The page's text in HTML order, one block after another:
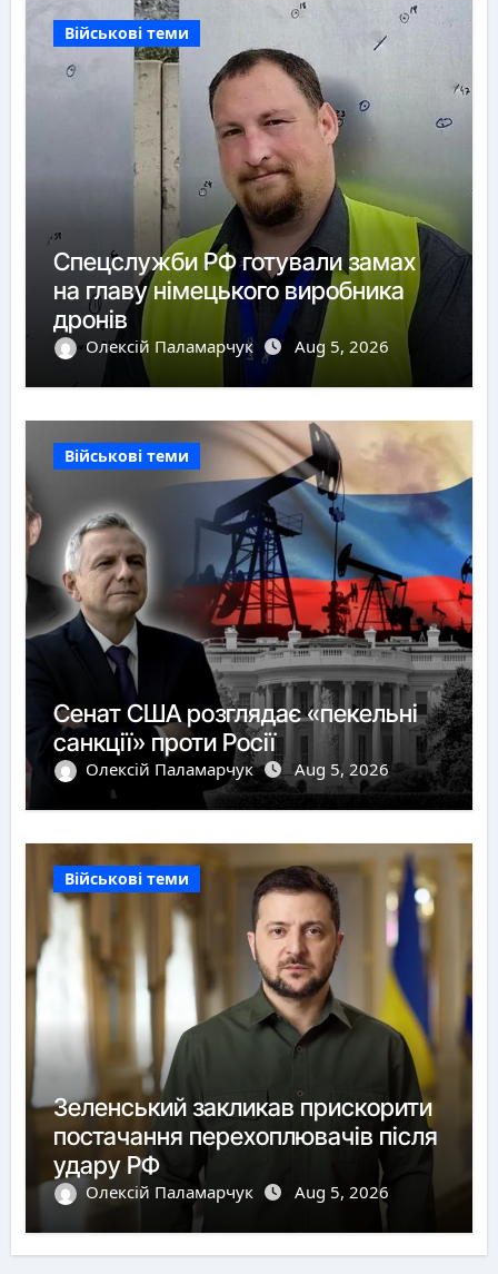
Військові теми
Спецслужби РФ готували замах
на главу німецького виробника
дронів
Олексій Паламарчук Aug 5, 2026
Військові теми
Сенат США розглядає «пекельні
санкції» проти Росії
Олексій Паламарчук Aug 5, 2026
Військові теми
Зеленський закликав прискорити
постачання перехоплювачів після
удару РФ
Олексій Паламарчук Aug 5, 2026